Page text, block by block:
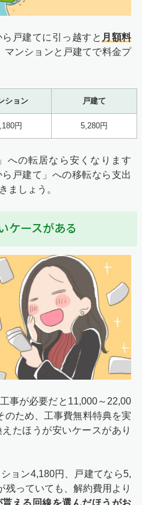
戸建てに引っ越すと 月額料
マンションと戸建てで料金プ
ション 戸建て
円 5,280円
への転居なら安くなります
戸建て」への移転なら支出
ましょう。
ケースがある
事が必要だと11,000～22,00
のため、工事費無料特典を実
たほうが安いケースがあり
ョン4,180円、戸建てなら5,
残っていても、解約費用より